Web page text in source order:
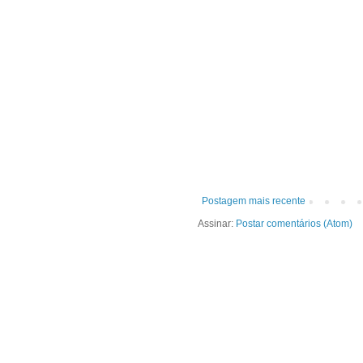
Postagem mais recente
Assinar: Postar comentários (Atom)